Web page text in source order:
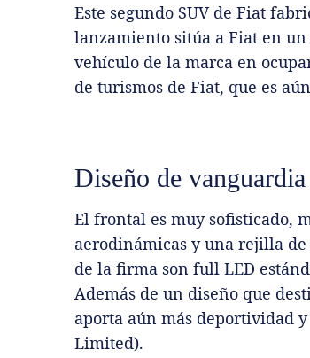
Este segundo SUV de Fiat
lanzamiento sitúa a Fiat en un
vehículo de la marca en
de turismos de Fiat, que es
Diseño de vanguardia
El frontal es muy sofisticado,
aerodinámicas y una rejilla
de la firma son full LED
Además de un diseño que
aporta aún más deportividad
Limited).